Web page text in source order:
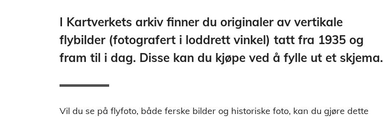
I Kartverkets arkiv finner du originaler av vertikale
flybilder (fotografert i loddrett vinkel) tatt fra 1935 og
fram til i dag. Disse kan du kjøpe ved å fylle ut et skjema.
Vil du se på flyfoto, både ferske bilder og historiske foto, kan du gjøre dette